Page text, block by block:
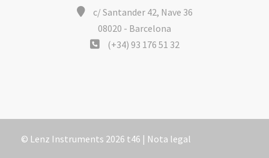
c/ Santander 42, Nave 36
08020 - Barcelona
(+34) 93 176 51 32
© Lenz Instruments 2026 t46 | Nota legal